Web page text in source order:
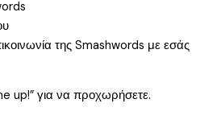
της Smashwords με εσάς
up!” για να προχωρήσετε.